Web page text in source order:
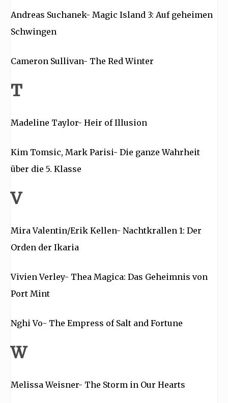
Andreas Suchanek- Magic Island 3: Auf geheimen
Schwingen
Cameron Sullivan- The Red Winter
T
Madeline Taylor- Heir of Illusion
Kim Tomsic, Mark Parisi- Die ganze Wahrheit
über die 5. Klasse
V
Mira Valentin/Erik Kellen- Nachtkrallen 1: Der
Orden der Ikaria
Vivien Verley- Thea Magica: Das Geheimnis von
Port Mint
Nghi Vo- The Empress of Salt and Fortune
W
Melissa Weisner- The Storm in Our Hearts